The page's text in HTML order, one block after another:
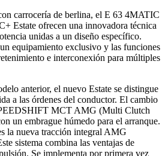
carrocería de berlina, el E 63 4MATIC
Estate ofrecen una innovadora técnica
unidas a un diseño específico.
equipamiento exclusivo y las funciones
e interconexión para múltiples
anterior, el nuevo Estate se distingue
a las órdenes del conductor. El cambio
MCT AMG (Multi Clutch
un embrague húmedo para el arranque.
la nueva tracción integral AMG
sistema combina las ventajas de
Se implementa por primera vez